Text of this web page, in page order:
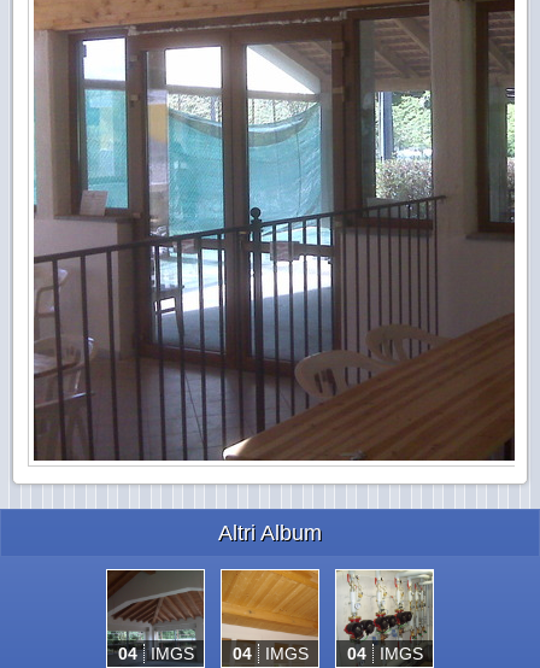
Altri Album
04 IMGS 04 IMGS 04 IMGS